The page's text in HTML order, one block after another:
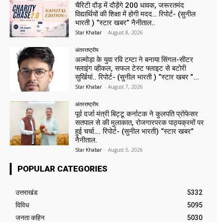
चैरिटी दौड़ में दौड़ेंगे 200 धावक, जरूरतमंद
विद्यार्थियों की शिक्षा में होगी मदद… रिपोर्ट- (सुनील
भारती ) “स्टार खबर” नैनीताल..
Star Khabar - August 8, 2026
अंतरराष्ट्रीय
अल्मोड़ा के युवा रवि टम्टा ने बनाया सिंगल-सीटर
फ्लाइंग व्हीकल, सफल टेस्ट फ्लाइट से बटोरी
सुर्खियां.. रिपोर्ट- (सुनील भारती ) “स्टार खबर ”...
Star Khabar - August 7, 2026
अंतरराष्ट्रीय
पूर्व दर्जा मंत्री बिट्टू कर्नाटक ने कुलपति प्रोफेसर
सतपाल से की मुलाकात, रोजगारपरक पाठ्यक्रमों पर
हुई चर्चा…. रिपोर्ट- (सुनील भारती) “स्टार खबर”
नैनीताल.
Star Khabar - August 5, 2026
POPULAR CATEGORIES
उत्तराखंड
5332
विविध
5095
जनता कहिन
5030